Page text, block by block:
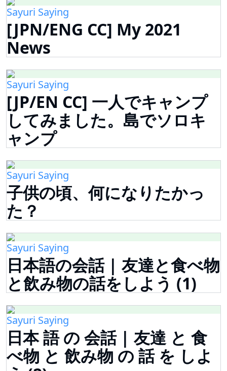
Sayuri Saying
[JPN/ENG CC] My 2021
News
Sayuri Saying
[JP/EN CC] 一人でキャンプ
してみました。島でソロキ
ャンプ
Sayuri Saying
子供の頃、何になりたかっ
た？
Sayuri Saying
日本語の会話 | 友達と食べ物
と飲み物の話をしよう (1)
Sayuri Saying
日本 語 の 会話 | 友達 と 食
べ物 と 飲み物 の 話 を しよ